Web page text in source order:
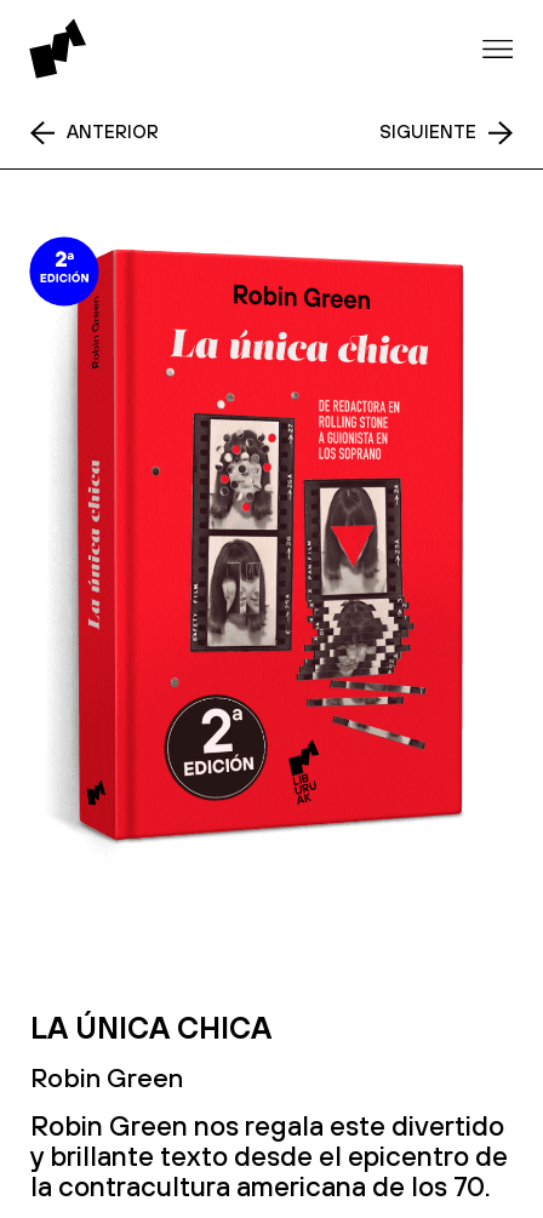
ANTERIOR SIGUIENTE
LA ÚNICA CHICA
Robin Green
Robin Green nos regala este divertido
y brillante texto desde el epicentro de
la contracultura americana de los 70.